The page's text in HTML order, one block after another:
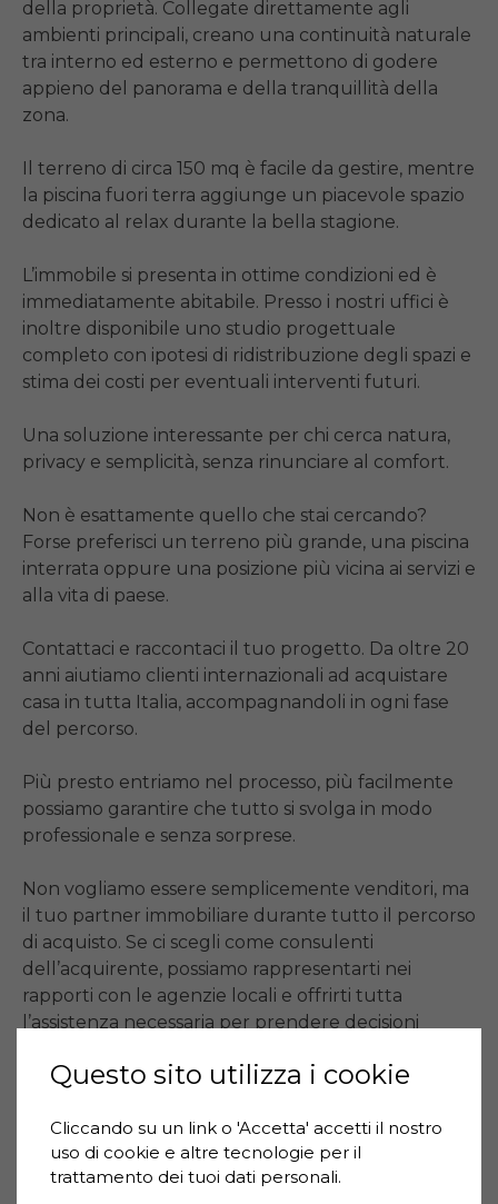
della proprietà. Collegate direttamente agli
ambienti principali, creano una continuità naturale
tra interno ed esterno e permettono di godere
appieno del panorama e della tranquillità della
zona.
Il terreno di circa 150 mq è facile da gestire, mentre
la piscina fuori terra aggiunge un piacevole spazio
dedicato al relax durante la bella stagione.
L’immobile si presenta in ottime condizioni ed è
immediatamente abitabile. Presso i nostri uffici è
inoltre disponibile uno studio progettuale
completo con ipotesi di ridistribuzione degli spazi e
stima dei costi per eventuali interventi futuri.
Una soluzione interessante per chi cerca natura,
privacy e semplicità, senza rinunciare al comfort.
Non è esattamente quello che stai cercando?
Forse preferisci un terreno più grande, una piscina
interrata oppure una posizione più vicina ai servizi e
alla vita di paese.
Contattaci e raccontaci il tuo progetto. Da oltre 20
anni aiutiamo clienti internazionali ad acquistare
casa in tutta Italia, accompagnandoli in ogni fase
del percorso.
Più presto entriamo nel processo, più facilmente
possiamo garantire che tutto si svolga in modo
professionale e senza sorprese.
Non vogliamo essere semplicemente venditori, ma
il tuo partner immobiliare durante tutto il percorso
di acquisto. Se ci scegli come consulenti
dell’acquirente, possiamo rappresentarti nei
rapporti con le agenzie locali e offrirti tutta
l’assistenza necessaria per prendere decisioni
Prezzo
Questo sito utilizza i cookie
Cliccando su un link o 'Accetta' accetti il ​​nostro
uso di cookie e altre tecnologie per il
trattamento dei tuoi dati personali.